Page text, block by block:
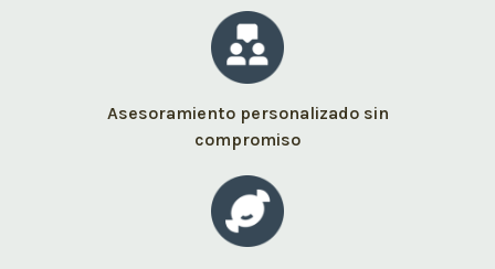
Asesoramiento personalizado sin
compromiso